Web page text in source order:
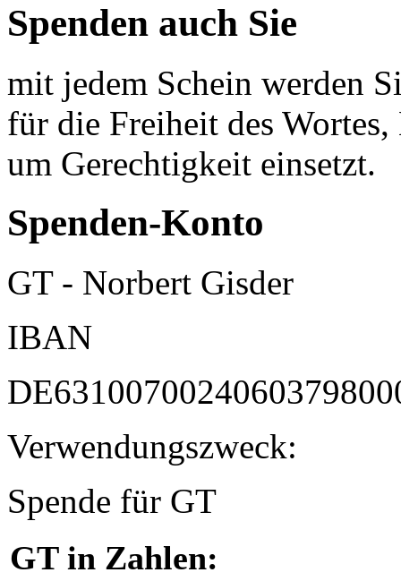
Spenden auch Sie
mit jedem Schein werden
für die Freiheit des
um Gerechtigkeit einsetzt.
Spenden-Konto
GT - Norbert Gisder
IBAN
Verwendungszweck:
Spende für GT
GT in Zahlen: